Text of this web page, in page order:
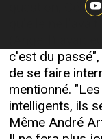
question,
c'est du
de se faire
mentionné.
intelligents, ils
Même André